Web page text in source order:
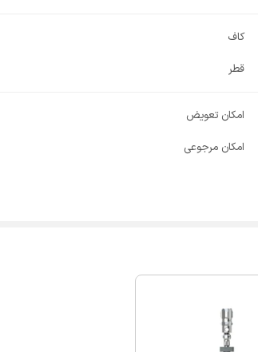
کاف
قطر
امکان تعویض
امکان مرجوعی